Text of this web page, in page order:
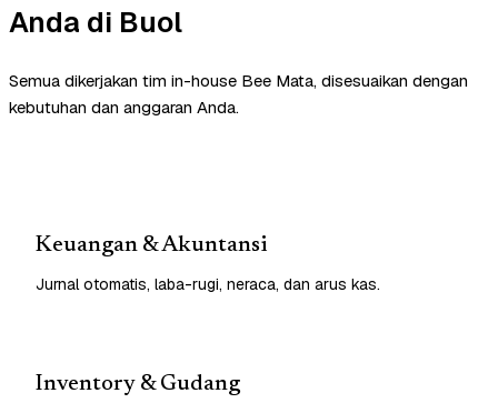
Anda di Buol
Semua dikerjakan tim in-house Bee Mata, disesuaikan dengan
kebutuhan dan anggaran Anda.
Keuangan & Akuntansi
Jurnal otomatis, laba-rugi, neraca, dan arus kas.
Inventory & Gudang